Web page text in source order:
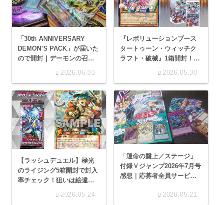
「30th ANNIVERSARY
DEMON’S PACK」が届いた
ので開封｜デーモンの召喚
2026.06.03
『レボリューションブース
タートゥーン・ウィッチク
ラフト・破械』1箱開封！狙
いはガールのOF！
2026.05.30
【ラッシュデュエル】極光
のライジング5箱開封で封入
率チェック！狙いは絵違い
2026.05.24
「運命の盤上／ステージ」
付録Ｖジャンプ2026年7月号
感想｜応募者全員サービス
2026.05.21